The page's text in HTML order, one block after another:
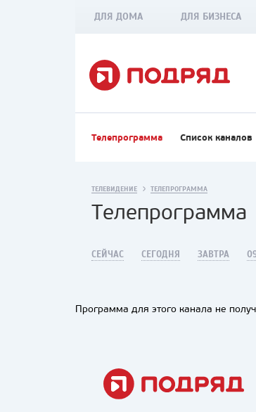
ДЛЯ ДОМА ДЛЯ БИЗНЕСА
Телепрограмма Список каналов
ТЕЛЕВИДЕНИЕ ТЕЛЕПРОГРАММА
Телепрограмма
СЕЙЧАС СЕГОДНЯ ЗАВТРА
Программа для этого канала не